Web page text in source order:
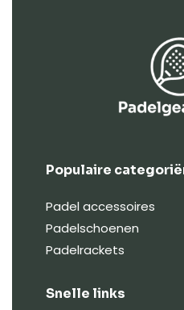
Populaire
Padel accessoires
Padelschoenen
Padelrackets
Snelle links